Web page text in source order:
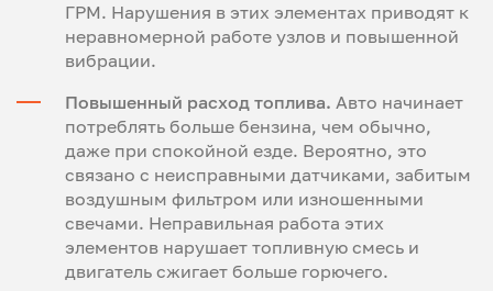
ГРМ. Нарушения в этих элементах приводят к
неравномерной работе узлов и повышенной
вибрации.
Повышенный расход топлива. Авто начинает
потреблять больше бензина, чем обычно,
даже при спокойной езде. Вероятно, это
связано с неисправными датчиками, забитым
воздушным фильтром или изношенными
свечами. Неправильная работа этих
элементов нарушает топливную смесь и
двигатель сжигает больше горючего.